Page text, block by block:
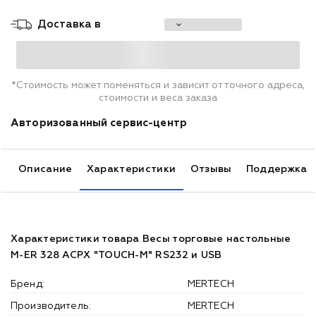
Доставка в
*Стоимость может поменяться и зависит от точного адреса,
стоимости и веса заказа
Авторизованный сервис-центр
Описание Характеристики Отзывы Поддержка
Характеристики товара Весы торговые настольные
M-ER 328 ACPX "TOUCH-M" RS232 и USB
Бренд: MERTECH
Производитель: MERTECH